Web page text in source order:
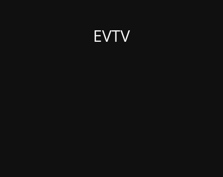
EVTV